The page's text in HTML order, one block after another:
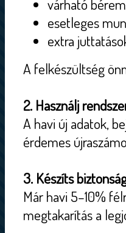
várható
esetleges
extra
A felkészültség
2. Használj
A havi új adatok,
érdemes
3. Készíts
Már havi 5–10%
megtakarítás a